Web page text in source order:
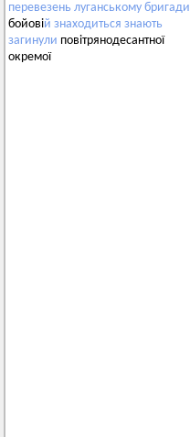
перевезень луганському бригади
бойовій знаходиться знають
загинули повітрянодесантної
окремої